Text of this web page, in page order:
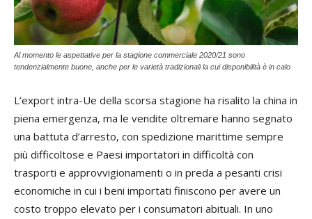
Al momento le aspettative per la stagione commerciale 2020/21 sono
tendenzialmente buone, anche per le varietà tradizionali la cui disponibilità è in calo
L’export intra-Ue della scorsa stagione ha risalito la china in
piena emergenza, ma le vendite oltremare hanno segnato
una battuta d’arresto, con spedizione marittime sempre
più difficoltose e Paesi importatori in difficoltà con
trasporti e approvvigionamenti o in preda a pesanti crisi
economiche in cui i beni importati finiscono per avere un
costo troppo elevato per i consumatori abituali. In uno